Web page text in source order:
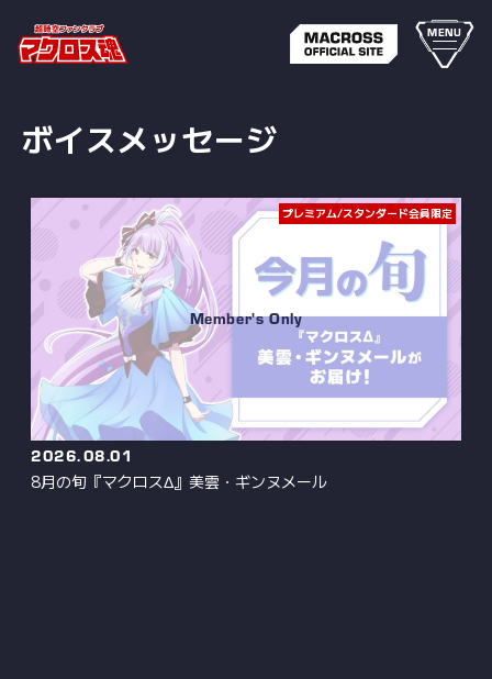
MENU
ボイスメッセージ
プレミアム/スタンダード会員限定
2026.08.01
8月の旬『マクロスΔ』美雲・ギンヌメール